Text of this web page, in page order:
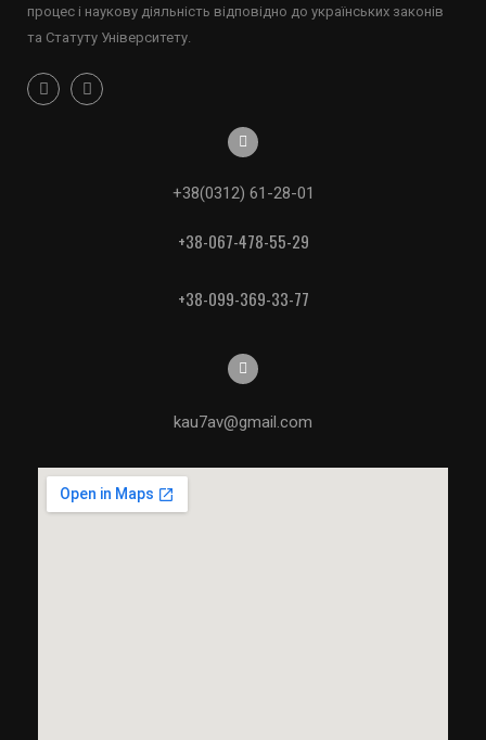
процес і наукову діяльність відповідно до українських законів
та Статуту Університету.
+38(0312) 61-28-01
+38-067-478-55-29
+38-099-369-33-77
kau7av@gmail.com